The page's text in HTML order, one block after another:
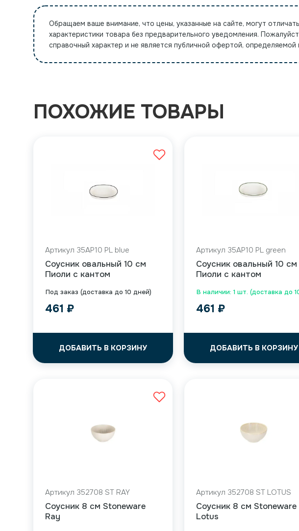
Обращаем ваше внимание, что цены, указанные на сайте, могут
характеристики товара без предварительного уведомления.
справочный характер и не является публичной офертой,
ПОХОЖИЕ ТОВАРЫ
Под заказ (доставка до 10 дней)
Артикул 35AP10 PL blue
Соусник овальный 10 см
Пиоли с кантом
461 ₽
ДОБАВИТЬ В КОРЗИНУ
В наличии: 1 шт. (доставка до
Артикул 35AP10 PL green
Соусник овальный 10 см
Пиоли с кантом
461 ₽
ДОБАВИТЬ В КОРЗИНУ
Артикул 352708 ST RAY
Соусник 8 см Stoneware
Ray
Артикул 352708 ST LOTUS
Соусник 8 см Stoneware
Lotus